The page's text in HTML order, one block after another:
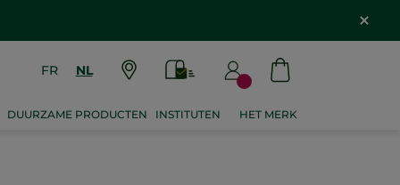
FR NL
DUURZAME PRODUCTEN INSTITUTEN HET MERK